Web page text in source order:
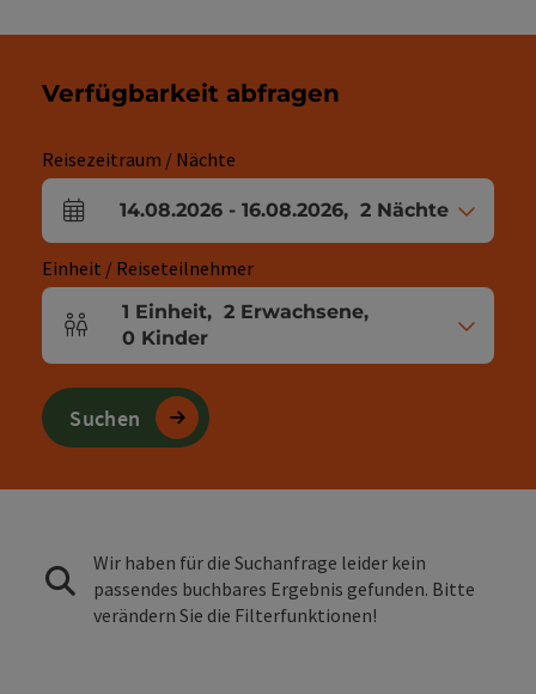
Verfügbarkeit abfragen
Reisezeitraum / Nächte
An- und Abreisefelder
14.08.2026 - 16.08.2026, 2 Nächte
Einheit / Reiseteilnehmer
Einheitenanzahl und Personenfelder
1 Einheit, 2 Erwachsene,
0 Kinder
Suchen
Wir haben für die Suchanfrage leider kein
passendes buchbares Ergebnis gefunden. Bitte
verändern Sie die Filterfunktionen!